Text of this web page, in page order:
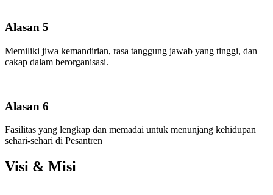
Alasan 5
Memiliki jiwa kemandirian, rasa tanggung jawab yang tinggi, dan
cakap dalam berorganisasi.
Alasan 6
Fasilitas yang lengkap dan memadai untuk menunjang kehidupan
sehari-sehari di Pesantren
Visi & Misi